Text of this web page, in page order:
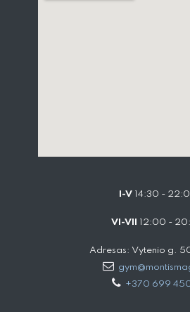
I-V14:30 -
VI-VII 12:00 -
Adresas: Vytenio g.
+370 699